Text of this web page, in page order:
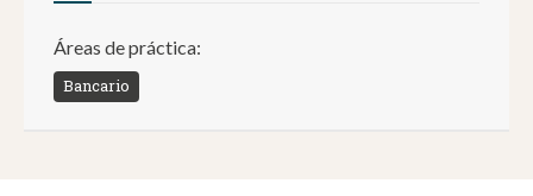
Áreas de práctica:
Bancario